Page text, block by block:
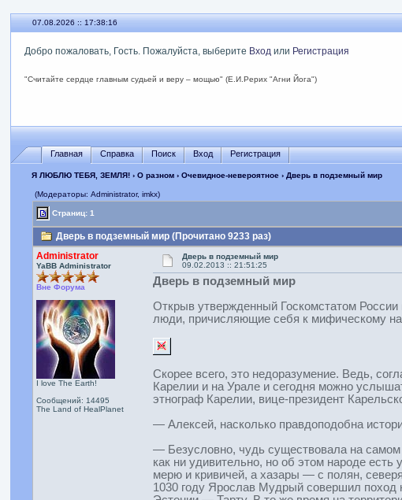
07.08.2026 :: 17:38:17
Добро пожаловать, Гость. Пожалуйста, выберите Вход или Регистрация
"Считайте сердце главным судьей и веру – мощью" (Е.И.Рерих "Агни Йога")
Главная Справка Поиск Вход Регистрация
Я ЛЮБЛЮ ТЕБЯ, ЗЕМЛЯ! ›О разном ›Очевидное-невероятное › Дверь в подземный мир
(Модераторы: Administrator, imkx)
Страниц: 1
Дверь в подземный мир (Прочитано 9233 раз)
Administrator
YaBB Administrator
Вне Форума
I love The Earth!
Сообщений: 14495
The Land of HealPlanet
Дверь в подземный мир
09.02.2013 :: 21:51:25
Дверь в подземный мир
Открыв утвержденный Госкомстатом России
люди, причисляющие себя к мифическому
Скорее всего, это недоразумение. Ведь,
Карелии и на Урале и сегодня можно
этнограф Карелии, вице-президент
— Алексей, насколько правдоподобна
— Безусловно, чудь существовала на
как ни удивительно, но об этом народе
мерю и кривичей, а хазары — с полян,
1030 году Ярослав Мудрый совершил поход